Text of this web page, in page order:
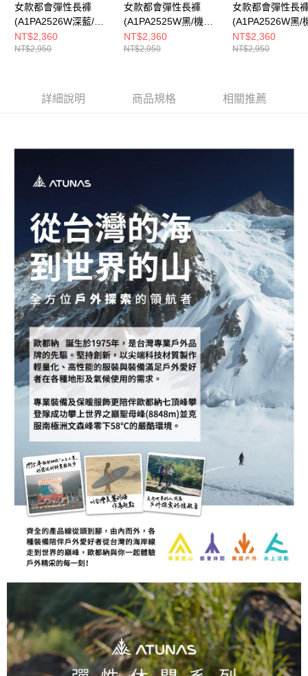
付款後7-11取貨
每筆NT$80，滿NT$790(含以上)免運費
澎湖金門
付款後門市自取
每筆NT$130，滿NT$2,000(含以上)免運費
女款都會彈性長褲
(A1PA2526W深藍/機
能長褲/休閒長褲/商務
長褲)
NT$2,360
NT$2,950
女款都會彈性長褲
(A1PA2525W黑/機能
長褲/休閒長褲/商務長
褲)
NT$2,360
NT$2,950
女款都會彈性長
(A1PA2526W黑/
長褲/休閒長褲/商
褲)
NT$2,360
NT$2,950
詳細說明 商品規格 相關推薦